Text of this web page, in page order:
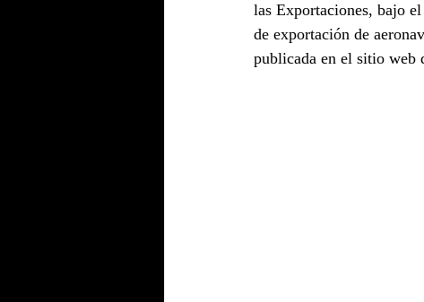
las Exportaciones, bajo
de exportación de
publicada en el sitio